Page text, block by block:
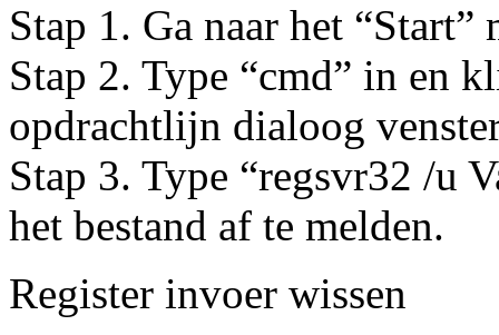
Stap 1. Ga naar het
Stap 2. Type “cmd” in en
opdrachtlijn dialoog
Stap 3. Type “regsvr32 /u
het bestand af te melden.
Register invoer wissen